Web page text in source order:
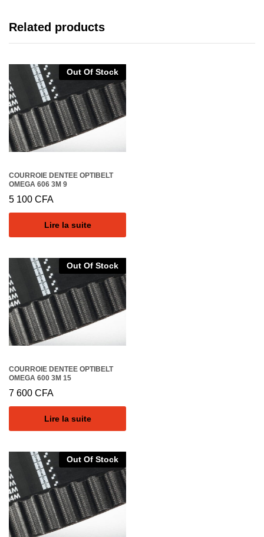
Related products
Out Of Stock
COURROIE DENTEE OPTIBELT
OMEGA 606 3M 9
5 100 CFA
Lire la suite
Out Of Stock
COURROIE DENTEE OPTIBELT
OMEGA 600 3M 15
7 600 CFA
Lire la suite
Out Of Stock